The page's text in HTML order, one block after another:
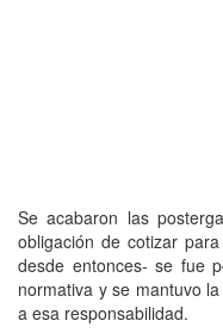
Se acabaron las
obligación de cotizar
desde entonces- se fue
normativa y se mantuvo
a esa responsabilidad.